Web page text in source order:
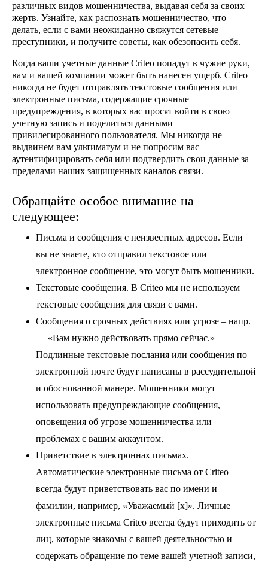
различных видов мошенничества, выдавая себя за своих
жертв. Узнайте, как распознать мошенничество, что
делать, если с вами неожиданно свяжутся сетевые
преступники, и получите советы, как обезопасить себя.
Когда ваши учетные данные Criteo попадут в чужие руки,
вам и вашей компании может быть нанесен ущерб. Criteo
никогда не будет отправлять текстовые сообщения или
электронные письма, содержащие срочные
предупреждения, в которых вас просят войти в свою
учетную запись и поделиться данными
привилегированного пользователя. Мы никогда не
выдвинем вам ультиматум и не попросим вас
аутентифицировать себя или подтвердить свои данные за
пределами наших защищенных каналов связи.
Обращайте особое внимание на
следующее:
Письма и сообщения с неизвестных адресов. Если
вы не знаете, кто отправил текстовое или
электронное сообщение, это могут быть мошенники.
Текстовые сообщения. В Criteo мы не используем
текстовые сообщения для связи с вами.
Сообщения о срочных действиях или угрозе – напр.
— «Вам нужно действовать прямо сейчас.»
Подлинные текстовые послания или сообщения по
электронной почте будут написаны в рассудительной
и обоснованной манере. Мошенники могут
использовать предупреждающие сообщения,
оповещения об угрозе мошенничества или
проблемах с вашим аккаунтом.
Приветствие в электроннах письмах.
Автоматические электронные письма от Criteo
всегда будут приветствовать вас по имени и
фамилии, например, «Уважаемый [x]». Личные
электронные письма Criteo всегда будут приходить от
лиц, которые знакомы с вашей деятельностью и
содержать обращение по теме вашей учетной записи,